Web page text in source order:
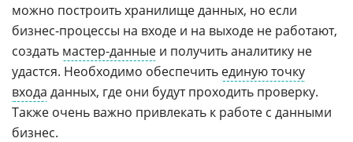
можно построить хранилище данных, но если
бизнес-процессы на входе и на выходе не работают,
создать мастер-данные и получить аналитику не
удастся. Необходимо обеспечить единую точку
входа данных, где они будут проходить проверку.
Также очень важно привлекать к работе с данными
бизнес.